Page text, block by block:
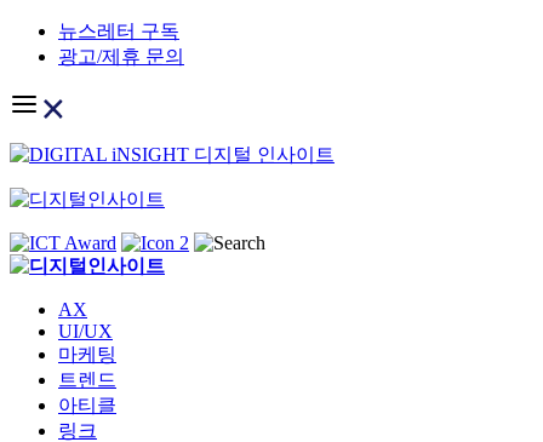
Skip
content
뉴스레터 구독
광고/제휴 문의
AX
UI/UX
마케팅
트렌드
아티클
링크